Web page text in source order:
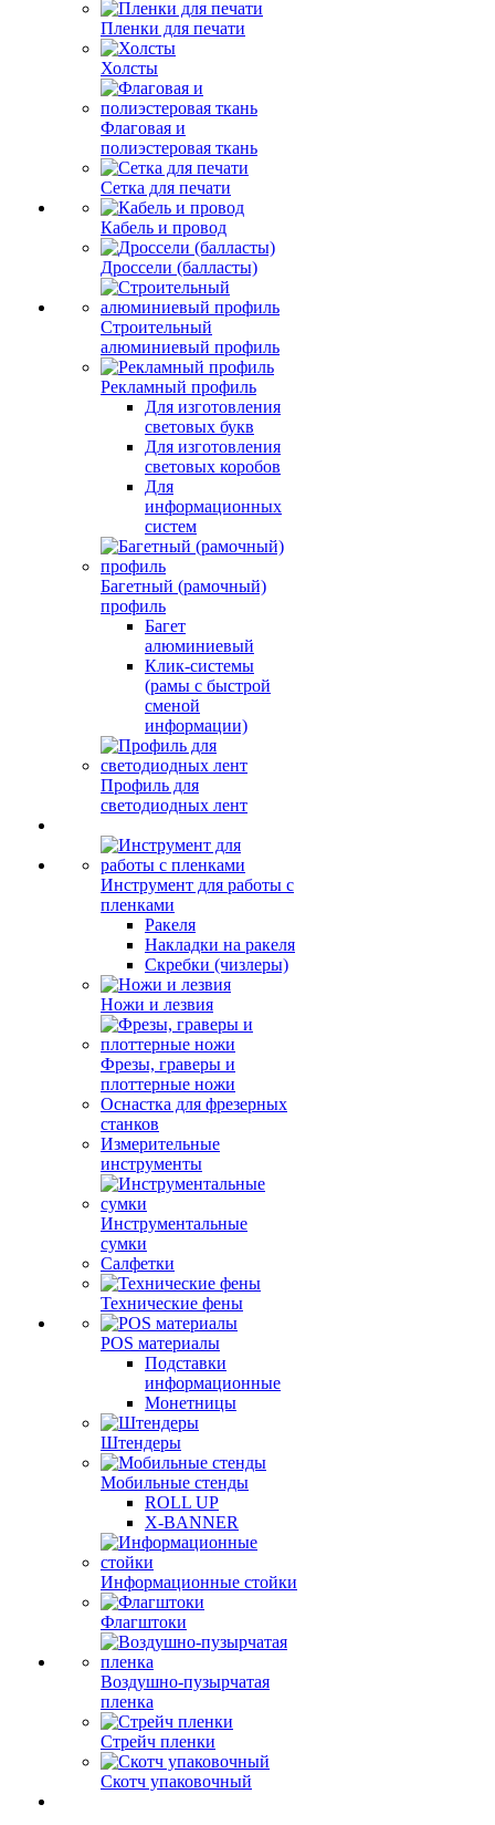
Пленки для печати
Холсты
Флаговая и
полиэстеровая ткань
Сетка для печати
Кабель и провод
Дроссели (балласты)
Строительный
алюминиевый профиль
Рекламный профиль
Для изготовления
световых букв
Для изготовления
световых коробов
Для
информационных
систем
Багетный (рамочный)
профиль
Багет
алюминиевый
Клик-системы
(рамы с быстрой
сменой
информации)
Профиль для
светодиодных лент
Инструмент для работы с
пленками
Ракеля
Накладки на ракеля
Скребки (чизлеры)
Ножи и лезвия
Фрезы, граверы и
плоттерные ножи
Оснастка для фрезерных
станков
Измерительные
инструменты
Инструментальные
сумки
Салфетки
Технические фены
POS материалы
Подставки
информационные
Монетницы
Штендеры
Мобильные стенды
ROLL UP
X-BANNER
Информационные стойки
Флагштоки
Воздушно-пузырчатая
пленка
Стрейч пленки
Скотч упаковочный